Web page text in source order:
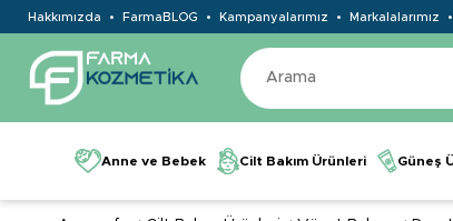
Hakkımızda FarmaBLOG Kampanyalarımız Markalalarımız
Anne ve Bebek Cilt Bakım Ürünleri Güneş